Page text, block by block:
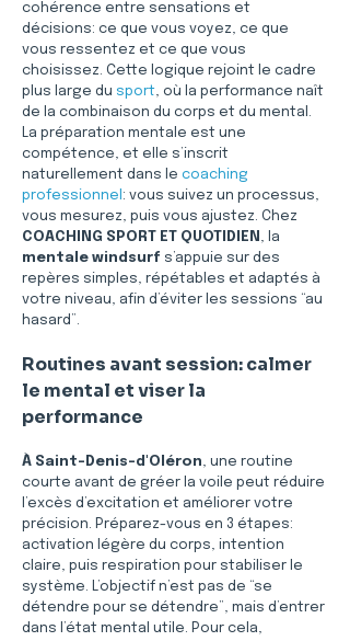
cohérence entre sensations et
décisions: ce que vous voyez, ce que
vous ressentez et ce que vous
choisissez. Cette logique rejoint le cadre
plus large du sport, où la performance naît
de la combinaison du corps et du mental.
La préparation mentale est une
compétence, et elle s’inscrit
naturellement dans le coaching
professionnel : vous suivez un processus,
vous mesurez, puis vous ajustez. Chez
COACHING SPORT ET QUOTIDIEN , la
mentale windsurf s’appuie sur des
repères simples, répétables et adaptés à
votre niveau, afin d’éviter les sessions “au
hasard”.
Routines avant session: calmer
le mental et viser la
performance
À Saint-Denis-d'Oléron, une routine
courte avant de gréer la voile peut réduire
l’excès d’excitation et améliorer votre
précision. Préparez-vous en 3 étapes:
activation légère du corps, intention
claire, puis respiration pour stabiliser le
système. L’objectif n’est pas de “se
détendre pour se détendre”, mais d’entrer
dans l’état mental utile. Pour cela,